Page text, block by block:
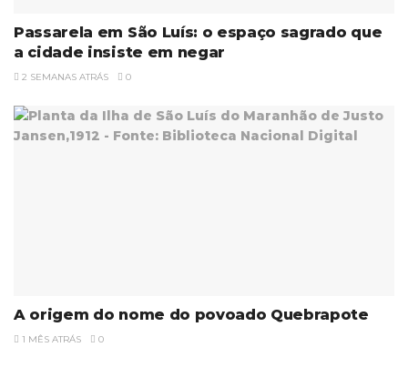
Passarela em São Luís: o espaço sagrado que
a cidade insiste em negar
2 SEMANAS ATRÁS 0
A origem do nome do povoado Quebrapote
1 MÊS ATRÁS 0